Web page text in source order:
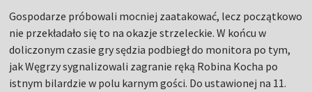
Gospodarze próbowali mocniej zaatakować, lecz początkowo
nie przekładało się to na okazje strzeleckie. W końcu w
doliczonym czasie gry sędzia podbiegł do monitora po tym,
jak Węgrzy sygnalizowali zagranie ręką Robina Kocha po
istnym bilardzie w polu karnym gości. Do ustawionej na 11.